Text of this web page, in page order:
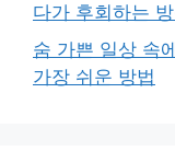
다가 후회하는
숨 가쁜 일상 속
가장 쉬운 방법